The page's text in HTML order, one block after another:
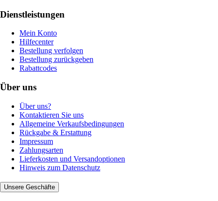
Dienstleistungen
Mein Konto
Hilfecenter
Bestellung verfolgen
Bestellung zurückgeben
Rabattcodes
Über uns
Über uns?
Kontaktieren Sie uns
Allgemeine Verkaufsbedingungen
Rückgabe & Erstattung
Impressum
Zahlungsarten
Lieferkosten und Versandoptionen
Hinweis zum Datenschutz
Unsere Geschäfte